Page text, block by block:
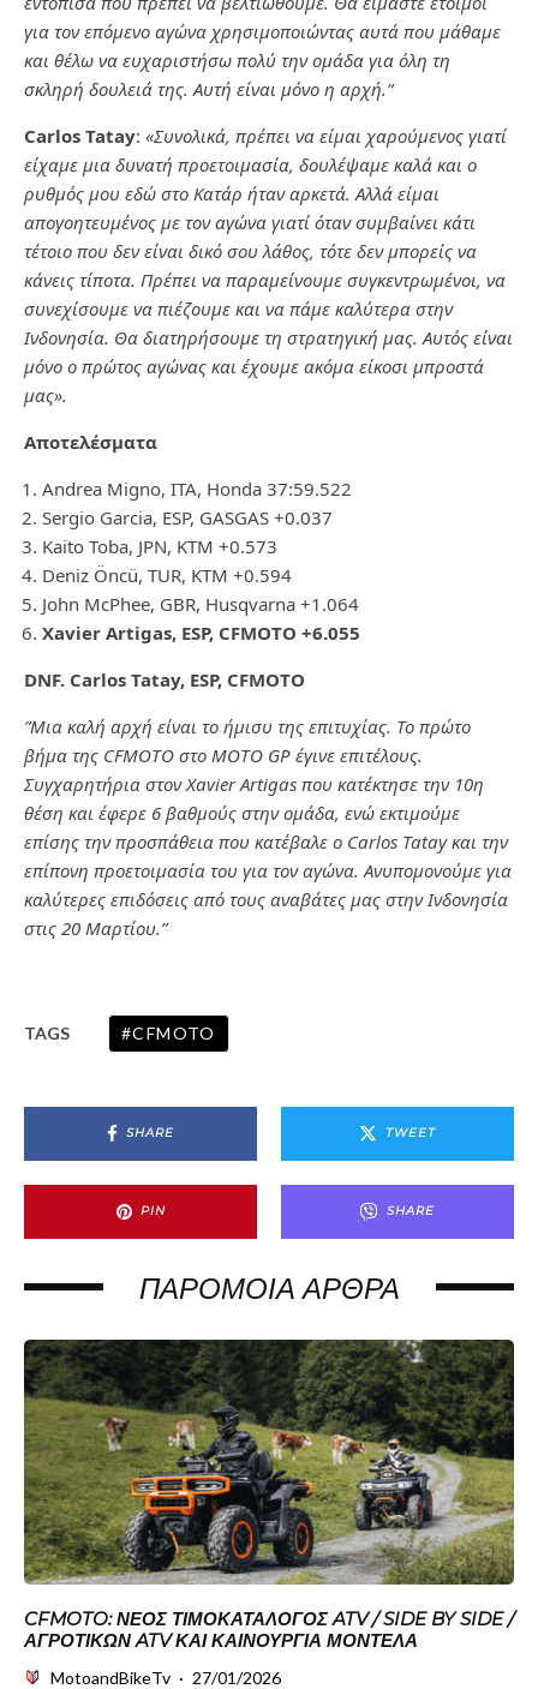
για τον επόμενο αγώνα χρησιμοποιώντας αυτά που μάθαμε
και θέλω να ευχαριστήσω πολύ την ομάδα για όλη τη
σκληρή δουλειά της. Αυτή είναι μόνο η αρχή.”
Carlos Tatay: «Συνολικά, πρέπει να είμαι χαρούμενος γιατί
είχαμε μια δυνατή προετοιμασία, δουλέψαμε καλά και ο
ρυθμός μου εδώ στο Κατάρ ήταν αρκετά. Αλλά είμαι
απογοητευμένος με τον αγώνα γιατί όταν συμβαίνει κάτι
τέτοιο που δεν είναι δικό σου λάθος, τότε δεν μπορείς να
κάνεις τίποτα. Πρέπει να παραμείνουμε συγκεντρωμένοι, να
συνεχίσουμε να πιέζουμε και να πάμε καλύτερα στην
Ινδονησία. Θα διατηρήσουμε τη στρατηγική μας. Αυτός είναι
μόνο ο πρώτος αγώνας και έχουμε ακόμα είκοσι μπροστά
μας».
Αποτελέσματα
Andrea Migno, ITA, Honda 37:59.522
Sergio Garcia, ESP, GASGAS +0.037
Kaito Toba, JPN, KTM +0.573
Deniz Öncü, TUR, KTM +0.594
John McPhee, GBR, Husqvarna +1.064
Xavier Artigas, ESP, CFMOTO +6.055
DNF. Carlos Tatay, ESP, CFMOTO
”Μια καλή αρχή είναι το ήμισυ της επιτυχίας. Το πρώτο
βήμα της CFMOTO στο MOTO GP έγινε επιτέλους.
Συγχαρητήρια στον Xavier Artigas που κατέκτησε την 10η
θέση και έφερε 6 βαθμούς στην ομάδα, ενώ εκτιμούμε
επίσης την προσπάθεια που κατέβαλε ο Carlos Tatay και την
επίπονη προετοιμασία του για τον αγώνα. Ανυπομονούμε για
καλύτερες επιδόσεις από τους αναβάτες μας στην Ινδονησία
στις 20 Μαρτίου.”
TAGS CFMOTO
SHARE TWEET
PIN SHARE
ΠΑΡΌΜΟΙΑ ΆΡΘΡΑ
CFMOTO: ΝΈΟΣ ΤΙΜΟΚΑΤΆΛΟΓΟΣ ATV / SIDE BY SIDE /
ΑΓΡΟΤΙΚΏΝ ATV ΚΑΙ ΚΑΙΝΟΎΡΓΙΑ ΜΟΝΤΈΛΑ
MotoandBikeTv · 27/01/2026